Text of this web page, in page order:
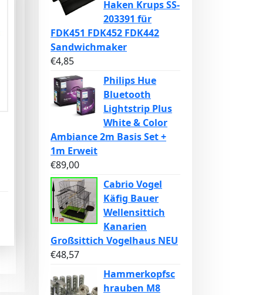
Haken Krups SS-
203391 für
FDK451 FDK452 FDK442
Sandwichmaker
€4,85
Philips Hue
Bluetooth
Lightstrip Plus
White & Color
Ambiance 2m Basis Set +
1m Erweit
€89,00
Cabrio Vogel
Käfig Bauer
Wellensittich
Kanarien
Großsittich Vogelhaus NEU
€48,57
Hammerkopfsc
hrauben M8